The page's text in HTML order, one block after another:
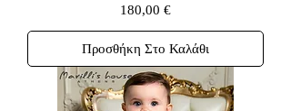
Τιμή
180,00 €
Προσθήκη Στο Καλάθι